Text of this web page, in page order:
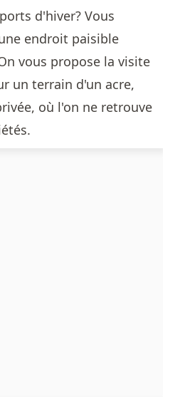
d'hiver? Vous
endroit paisible
vous propose la visite
un terrain d'un acre,
où l'on ne retrouve